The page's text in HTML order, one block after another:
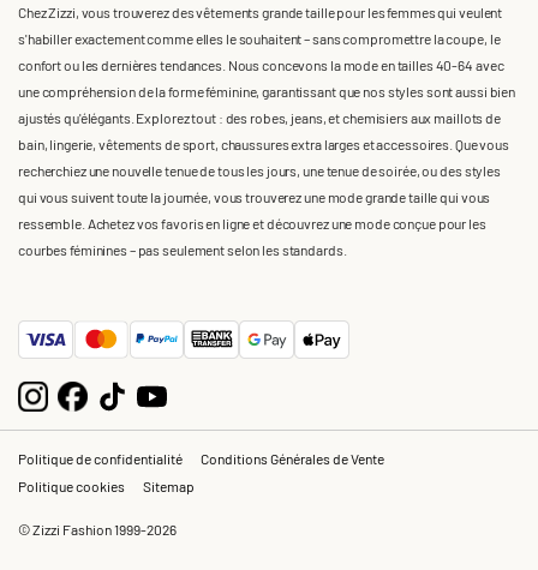
Chez Zizzi, vous trouverez des vêtements grande taille pour les femmes qui veulent
s'habiller exactement comme elles le souhaitent – sans compromettre la coupe, le
confort ou les dernières tendances. Nous concevons la mode en tailles 40-64 avec
une compréhension de la forme féminine, garantissant que nos styles sont aussi bien
ajustés qu'élégants. Explorez tout : des robes, jeans, et chemisiers aux maillots de
bain, lingerie, vêtements de sport, chaussures extra larges et accessoires. Que vous
recherchiez une nouvelle tenue de tous les jours, une tenue de soirée, ou des styles
qui vous suivent toute la journée, vous trouverez une mode grande taille qui vous
ressemble. Achetez vos favoris en ligne et découvrez une mode conçue pour les
courbes féminines – pas seulement selon les standards.
Politique de confidentialité
Conditions Générales de Vente
Politique cookies
Sitemap
© Zizzi Fashion 1999-2026